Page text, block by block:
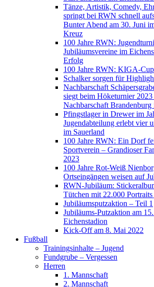
Tänze, Artistik, Comedy,
springt bei RWN schnell
Bunter Abend am 30. Juni
Kreuz
100 Jahre RWN:
Jubiläumsvereine im
Erfolg
100 Jahre RWN: KIGA-
Schalker sorgen für
Nachbarschaft
siegt beim Höketurnier
Nachbarschaft Brandenburg
Pfingstlager in Drewer im
Jugendabteilung erlebt vier
im Sauerland
100 Jahre RWN: Ein Dorf
Sportverein – Grandioser
2023
100 Jahre Rot-Weiß
Ortseingängen weisen auf
RWN-Jubiläum:
Tütchen mit 22.000 Portraits
Jubiläumsputzaktion – Teil 1
Jubiläums-Putzaktion am
Eichenstadion
Kick-Off am 8. Mai 2022
Fußball
Trainingsinhalte – Jugend
Fundgrube – Vergessen
Herren
1. Mannschaft
2. Mannschaft